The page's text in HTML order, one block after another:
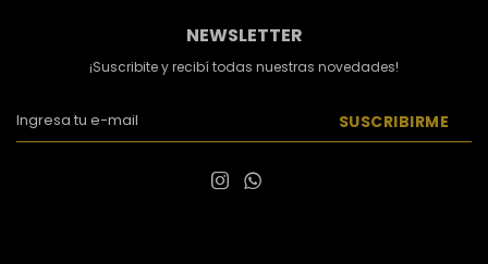
NEWSLETTER
¡Suscribite y recibí todas nuestras novedades!
SUSCRIBIRME
 